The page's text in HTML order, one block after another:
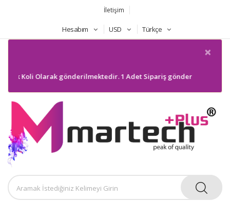
İletişim
Hesabım USD Türkçe
×
Koli Olarak gönderilmektedir. 1 Adet Sipariş gönderilmeyecektir.